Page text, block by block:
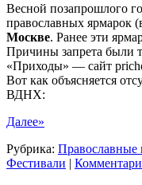
Весной позапрошлого
православных ярмарок
Москве. Ранее эти
Причины запрета были
«Приходы» — сайт
Вот как объясняется
ВДНХ:
Далее»
Рубрика: Православные
Фестивали |